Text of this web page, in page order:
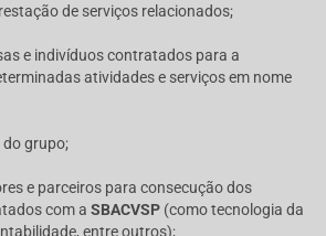
de serviços relacionados;
e indivíduos contratados para a
atividades e serviços em nome
do grupo;
e parceiros para consecução dos
com a SBACVSP (como tecnologia da
entre outros);